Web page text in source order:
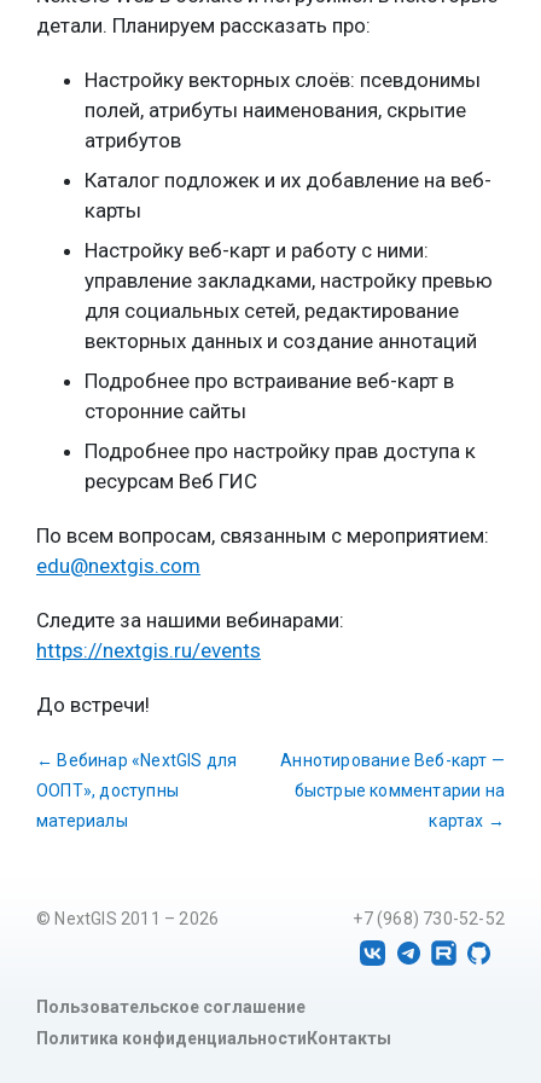
детали. Планируем рассказать про:
Настройку векторных слоёв: псевдонимы
полей, атрибуты наименования, скрытие
атрибутов
Каталог подложек и их добавление на веб-
карты
Настройку веб-карт и работу с ними:
управление закладками, настройку превью
для социальных сетей, редактирование
векторных данных и создание аннотаций
Подробнее про встраивание веб-карт в
сторонние сайты
Подробнее про настройку прав доступа к
ресурсам Веб ГИС
По всем вопросам, связанным с мероприятием:
edu@nextgis.com
Следите за нашими вебинарами:
https://nextgis.ru/events
До встречи!
← Вебинар «NextGIS для
ООПТ», доступны
материалы
Аннотирование Веб-карт —
быстрые комментарии на
картах →
+7 (968) 730-52-52
© NextGIS 2011 – 2026
Пользовательское соглашение
Политика конфиденциальности Контакты